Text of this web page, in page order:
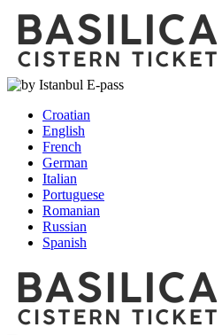
Croatian
English
French
German
Italian
Portuguese
Romanian
Russian
Spanish